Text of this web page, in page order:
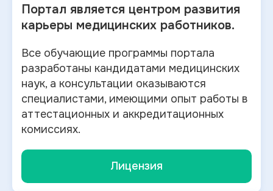
Портал является центром развития
карьеры медицинских работников.
Все обучающие программы портала
разработаны кандидатами медицинских
наук, а консультации оказываются
специалистами, имеющими опыт работы в
аттестационных и аккредитационных
комиссиях.
Лицензия